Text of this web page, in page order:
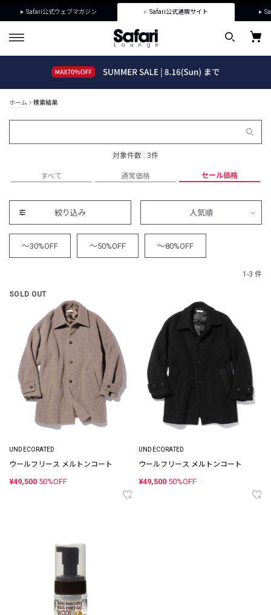
Safari公式ウェブマガジン Safari公式通販サイト
ホーム 検索結果
対象件数 : 3件
すべて 通常価格 セール価格
絞り込み 人気順
～30%OFF ～50%OFF ～80%OFF
1-3 件
SOLD OUT
UNDECORATED
ウールフリース メルトンコート
¥49,500 50%OFF
UNDECORATED
ウールフリース メルトンコート
¥49,500 50%OFF